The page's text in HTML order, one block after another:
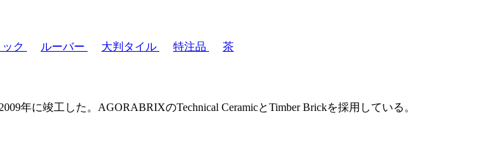
ク ルーバー 大判タイル 特注品 茶
年に竣工した。AGORABRIXのTechnical CeramicとTimber Brickを採用している。